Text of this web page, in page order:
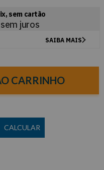
CARRINHO